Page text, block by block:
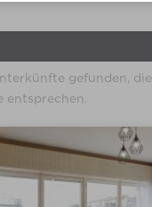
gefunden, die
entsprechen.